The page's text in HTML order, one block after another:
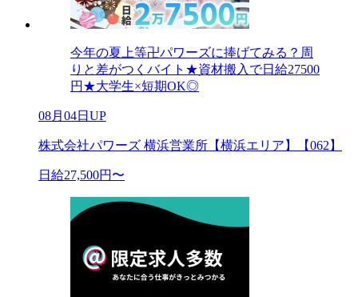
今年の夏上等卍パワーズに捧げてみる？周
りと差がつくバイト★資材搬入で日給27500
円★大学生×短期OK◎
08月04日UP
株式会社パワーズ 横浜営業所【横浜エリア】【062】
日給27,500円〜